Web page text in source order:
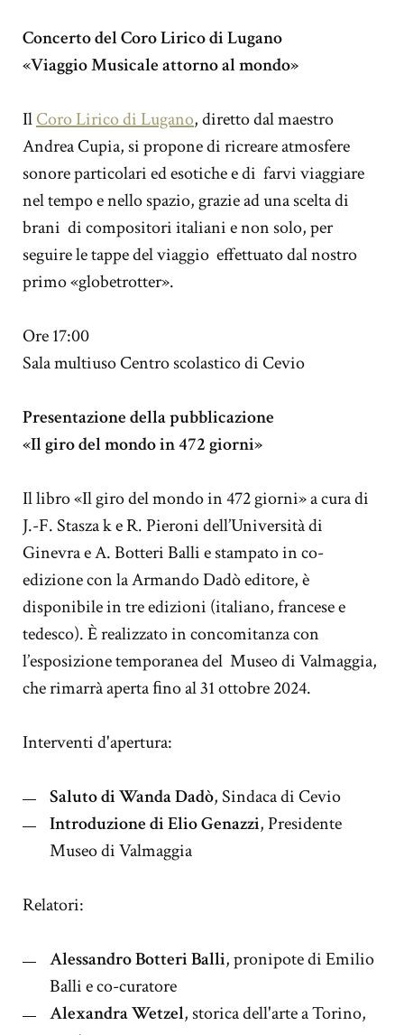
Concerto del Coro Lirico di Lugano
«Viaggio Musicale attorno al mondo»
IlCoro Lirico di Lugano, diretto dal maestro
Andrea Cupia, si propone di ricreare atmosfere
sonore particolari ed esotiche e di farvi viaggiare
nel tempo e nello spazio, grazie ad una scelta di
brani di compositori italiani e non solo, per
seguire le tappe del viaggio effettuato dal nostro
primo «globetrotter».
Ore 17:00
Sala multiuso Centro scolastico di Cevio
Presentazione della pubblicazione
«Il giro del mondo in 472 giorni»
Il libro «Il giro del mondo in 472 giorni» a cura di
J.-F. Stasza k e R. Pieroni dell’Università di
Ginevra e A. Botteri Balli e stampato in co-
edizione con la Armando Dadò editore, è
disponibile in tre edizioni (italiano, francese e
tedesco). È realizzato in concomitanza con
l’esposizione temporanea del Museo di Valmaggia,
che rimarrà aperta ﬁno al 31 ottobre 2024.
Interventi d'apertura:
Saluto di Wanda Dadò, Sindaca di Cevio
Introduzione di Elio Genazzi, Presidente
Museo di Valmaggia
Relatori:
Alessandro Botteri Balli, pronipote di Emilio
Balli e co-curatore
Alexandra Wetzel, storica dell'arte a Torino,